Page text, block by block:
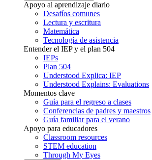
Apoyo al aprendizaje diario
Desafíos comunes
Lectura y escritura
Matemática
Tecnología de asistencia
Entender el IEP y el plan 504
IEPs
Plan 504
Understood Explica: IEP
Understood Explains: Evaluations
Momentos clave
Guía para el regreso a clases
Conferencias de padres y maestros
Guía familiar para el verano
Apoyo para educadores
Classroom resources
STEM education
Through My Eyes